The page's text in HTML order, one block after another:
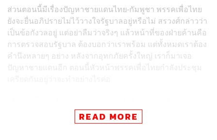
ส่วนตอนนี้มีเรื่องปัญหาชายแดนไทย-กัมพูชา พรรคเพื่อไทย
ยังจะยื่นอภิปรายไม่ไว้วางใจรัฐบาลอยู่หรือไม่ สรวงศ์กล่าวว่า
เป็นข้อกังวลอยู่ แต่อย่าลืมว่าจริงๆ แล้วหน้าที่ของฝ่ายค้านคือ
การตรวจสอบรัฐบาล ต้องบอกว่าเราพร้อม แต่ทั้งหมดเราต้อง
คำนึงหลายๆ อย่าง หลังจากอุทกภัยครั้งใหญ่ เราก็มาเจอ
ปัญหาชายแดนอีก ตอนนี้หัวหน้าพรรคเพื่อไทยกำลังประชุม
ธันวาคม จะมีการพูดคุยเรื่องนี้หรือไม่ สรวงศ์กล่าวว่า มีการ
ประชุม สส. อาจจะมีการถกกัน เพราะอย่างไรเราต้องมีการ
READ MORE